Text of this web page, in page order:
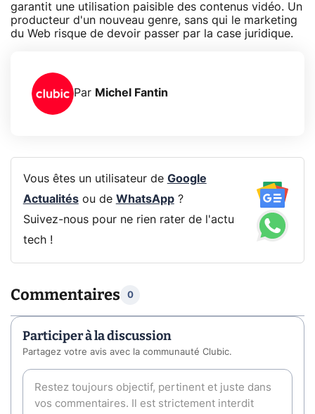
garantit une utilisation paisible des contenus vidéo. Un
producteur d'un nouveau genre, sans qui le marketing
du Web risque de devoir passer par la case juridique.
Par Michel Fantin
Vous êtes un utilisateur de Google
Actualitésou de WhatsApp?
Suivez-nous pour ne rien rater de l'actu
tech !
Commentaires 0
Participer à la discussion
Partagez votre avis avec la communauté Clubic.